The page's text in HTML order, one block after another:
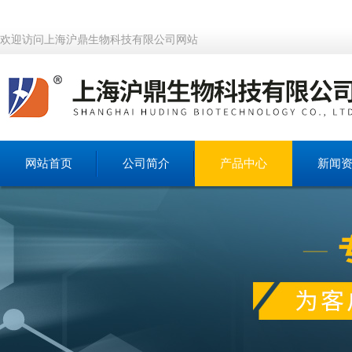
欢迎访问上海沪鼎生物科技有限公司网站
网站首页 公司简介 产品中心 新闻